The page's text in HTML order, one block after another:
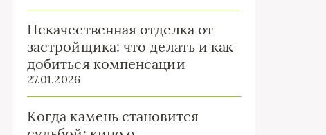
Некачественная отделка от
застройщика: что делать и как
добиться компенсации
27.01.2026
Когда камень становится